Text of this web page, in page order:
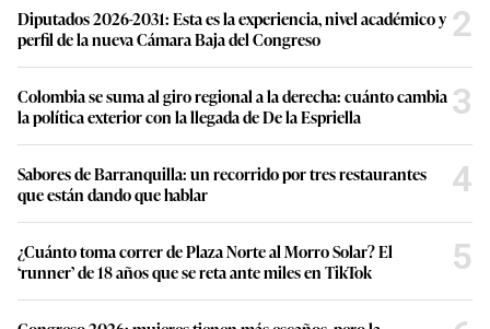
Diputados 2026-2031: Esta es la experiencia, nivel académico y
perfil de la nueva Cámara Baja del Congreso
2
Colombia se suma al giro regional a la derecha: cuánto cambia
la política exterior con la llegada de De la Espriella
3
Sabores de Barranquilla: un recorrido por tres restaurantes
que están dando que hablar
4
¿Cuánto toma correr de Plaza Norte al Morro Solar? El
‘runner’ de 18 años que se reta ante miles en TikTok
5